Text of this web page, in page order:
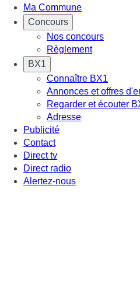
Ma Commune
Concours
Nos concours
Règlement
BX1
Connaître BX1
Annonces et offres
Regarder et écouter
Adresse
Publicité
Contact
Direct tv
Direct radio
Alertez-nous